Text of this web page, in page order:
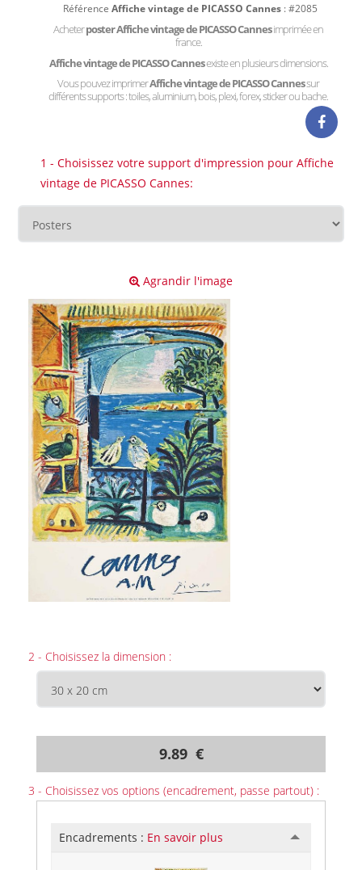
Référence Affiche vintage de PICASSO Cannes : #2085
Acheterposter Affiche vintage de PICASSO Cannesimprimée en
france.
Affiche vintage de PICASSO Cannesexiste en plusieurs dimensions.
Vous pouvez imprimerAffiche vintage de PICASSO Cannessur
différents supports : toiles, aluminium, bois, plexi, forex, sticker ou bache.
1 - Choisissez votre support d'impression pour Affiche
vintage de PICASSO Cannes:
Agrandir l'image
2 - Choisissez la dimension :
9.89 €
3 - Choisissez vos options (encadrement, passe partout) :
Encadrements : En savoir plus